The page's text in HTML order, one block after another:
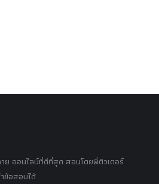
ย ออนไลน์ที่ดีที่สุด สอนโดยพี่ติวเตอร์
ข้อสอบได้